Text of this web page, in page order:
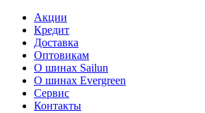
Акции
Кредит
Доставка
Оптовикам
О шинах Sailun
О шинах Evergreen
Сервис
Контакты